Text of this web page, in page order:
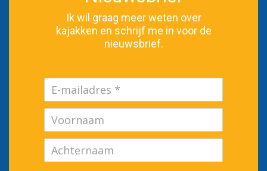
Ik wil graag meer weten over
kajakken en schrijf me in voor de
nieuwsbrief.